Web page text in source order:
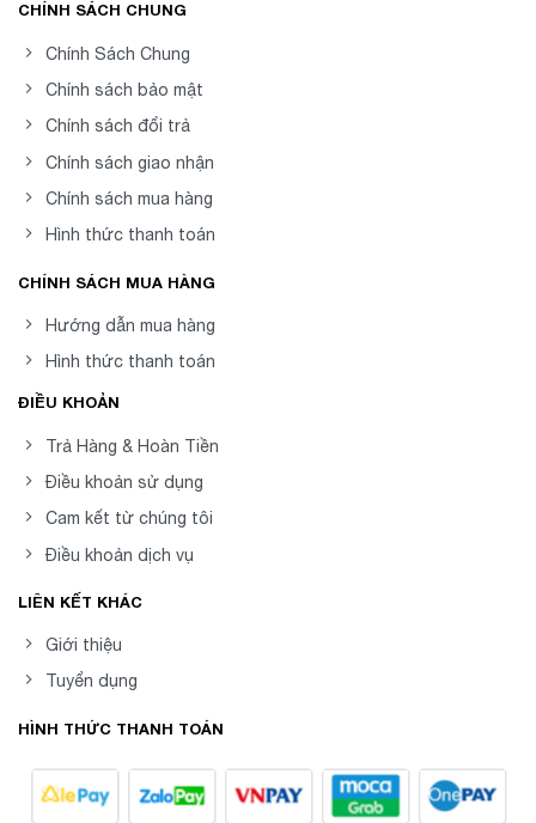
CHÍNH SÁCH CHUNG
Chính Sách Chung
Chính sách bảo mật
Chính sách đổi trả
Chính sách giao nhận
Chính sách mua hàng
Hình thức thanh toán
CHÍNH SÁCH MUA HÀNG
Hướng dẫn mua hàng
Hình thức thanh toán
ĐIỀU KHOẢN
Trả Hàng & Hoàn Tiền
Điều khoản sử dụng
Cam kết từ chúng tôi
Điều khoản dịch vụ
LIÊN KẾT KHÁC
Giới thiệu
Tuyển dụng
HÌNH THỨC THANH TOÁN